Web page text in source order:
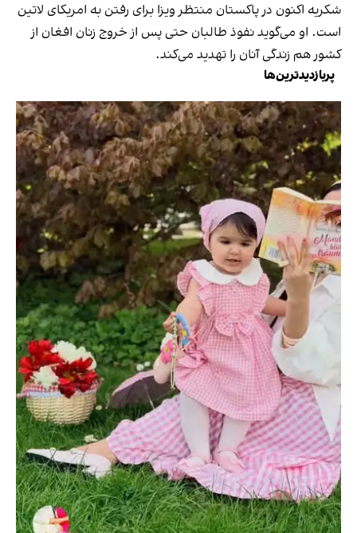
شکریه اکنون در پاکستان منتظر ویزا برای رفتن به امریکای لاتین
است. او می‌گوید نفوذ طالبان حتی پس از خروج زنان افغان از
کشور هم زندگی آنان را تهدید می‌کند.
پربازدیدترین‌ها